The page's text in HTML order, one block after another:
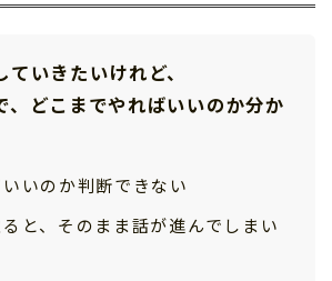
いきたいけれど、
、どこまでやればいいのか分か
いのか判断できない
と、そのまま話が進んでしまい